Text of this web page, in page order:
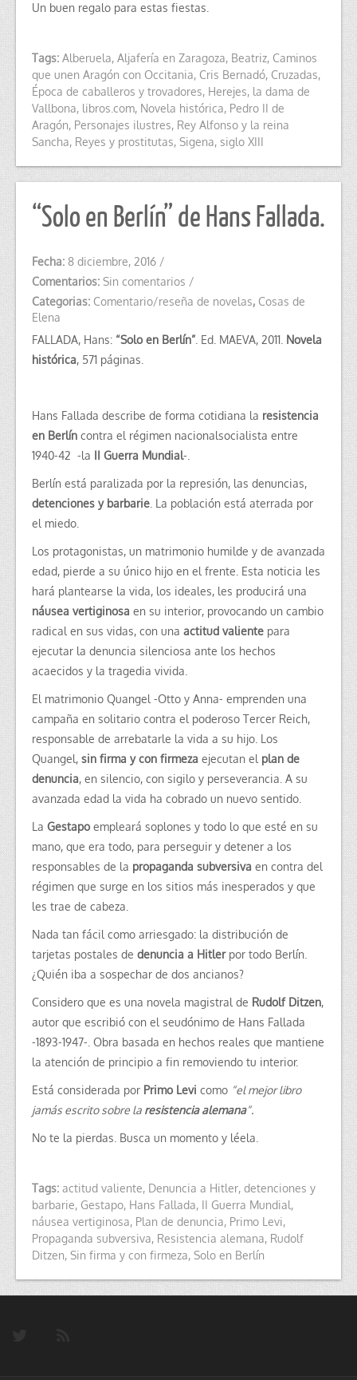
Un buen regalo para estas fiestas.
Tags: Alberuela, Aljafería en Zaragoza, Beatriz, Caminos
que unen Aragón con Occitania, Cris Bernadó, Cruzadas,
Época de caballeros y trovadores, Herejes, la dama de
Vallbona, libros.com, Novela histórica, Pedro II de
Aragón, Personajes ilustres, Rey Alfonso y la reina
Sancha, Reyes y prostitutas, Sigena, siglo XIII
“Solo en Berlín” de Hans Fallada.
Fecha: 8 diciembre, 2016 /
Comentarios: Sin comentarios /
Categorias: Comentario/reseña de novelas, Cosas de
Elena
FALLADA, Hans: “Solo en Berlín” . Ed. MAEVA, 2011. Novela
histórica, 571 páginas.
Hans Fallada describe de forma cotidiana la resistencia
en Berlín contra el régimen nacionalsocialista entre
1940-42 -la II Guerra Mundial-.
Berlín está paralizada por la represión, las denuncias,
detenciones y barbarie . La población está aterrada por
el miedo.
Los protagonistas, un matrimonio humilde y de avanzada
edad, pierde a su único hijo en el frente. Esta noticia les
hará plantearse la vida, los ideales, les producirá una
náusea vertiginosa en su interior, provocando un cambio
radical en sus vidas, con una actitud valiente para
ejecutar la denuncia silenciosa ante los hechos
acaecidos y la tragedia vivida.
El matrimonio Quangel -Otto y Anna- emprenden una
campaña en solitario contra el poderoso Tercer Reich,
responsable de arrebatarle la vida a su hijo. Los
Quangel, sin firma y con firmeza ejecutan el plan de
denuncia, en silencio, con sigilo y perseverancia. A su
avanzada edad la vida ha cobrado un nuevo sentido.
La Gestapo empleará soplones y todo lo que esté en su
mano, que era todo, para perseguir y detener a los
responsables de la propaganda subversiva en contra del
régimen que surge en los sitios más inesperados y que
les trae de cabeza.
Nada tan fácil como arriesgado: la distribución de
tarjetas postales de denuncia a Hitlerpor todo Berlín.
¿Quién iba a sospechar de dos ancianos?
Considero que es una novela magistral de Rudolf Ditzen,
autor que escribió con el seudónimo de Hans Fallada
-1893-1947-. Obra basada en hechos reales que mantiene
la atención de principio a fin removiendo tu interior.
Está considerada por Primo Levi como “el mejor libro
jamás escrito sobre la resistencia alemana“.
No te la pierdas. Busca un momento y léela.
Tags: actitud valiente, Denuncia a Hitler, detenciones y
barbarie, Gestapo, Hans Fallada, II Guerra Mundial,
náusea vertiginosa, Plan de denuncia, Primo Levi,
Propaganda subversiva, Resistencia alemana, Rudolf
Ditzen, Sin firma y con firmeza, Solo en Berlín